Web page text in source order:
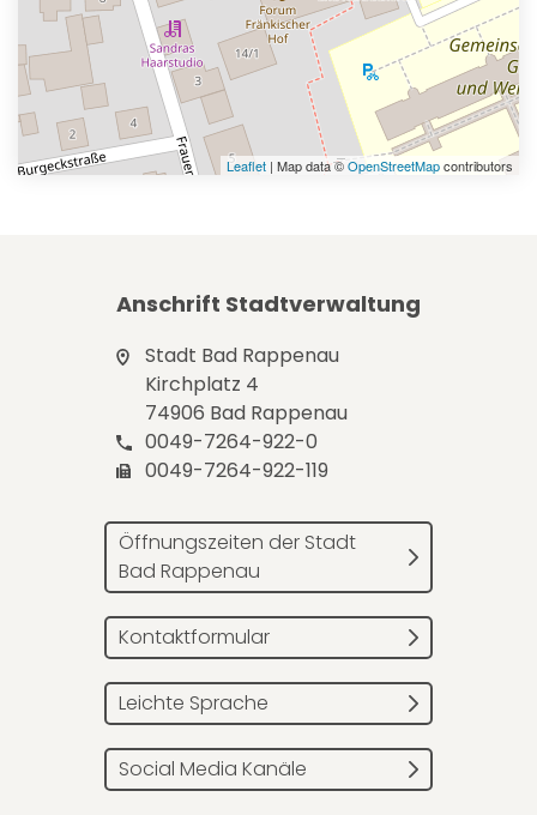
Leaflet | Map data ©OpenStreetMapcontributors
Anschrift Stadtverwaltung
Stadt Bad Rappenau
Kirchplatz 4
74906 Bad Rappenau
0049-7264-922-0
0049-7264-922-119
Öffnungszeiten der Stadt
Bad Rappenau
Kontaktformular
Leichte Sprache
Social Media Kanäle